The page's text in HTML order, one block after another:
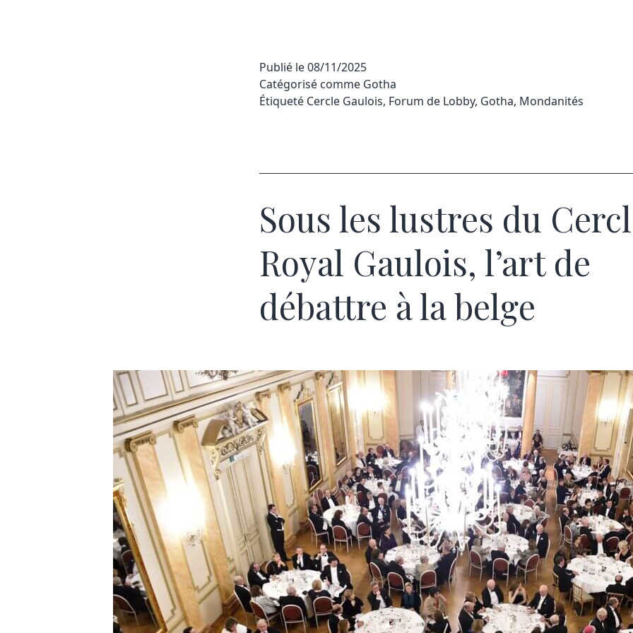
Publié le08/11/2025
Catégorisé comme Gotha
Étiqueté Cercle Gaulois, Forum de Lobby, Gotha, Mondanités
Sous les lustres du
Royal Gaulois, l’art de
débattre à la belge